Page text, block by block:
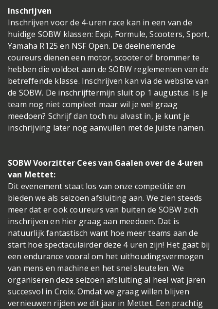
Inschrijven
Inschrijven voor de 4-uren race kan in een van de
huidige SOBW klassen: Expi, Formule, Scooters, Sport,
Yamaha R125 en NSF Open. De deelnemende
coureurs dienen een motor, scooter of brommer te
hebben die voldoet aan de SOBW reglementen van de
betreffende klasse. Inschrijven kan via de website van
de SOBW. De inschrijftermijn sluit op 1 augustus. Is je
team nog niet compleet maar wil je wel graag
meedoen? Schrijf dan toch nu alvast in, je kunt je
inschrijving later nog aanvullen met de juiste namen.
SOBW Voorzitter Cees van Gaalen over de 4-uren
van Mettet:
Dit evenement staat los van onze competitie en
bieden we als seizoen afsluiting aan. We zien steeds
meer dat er ook coureurs van buiten de SOBW zich
inschrijven en hier graag aan meedoen. Dat is
natuurlijk fantastisch want hoe meer teams aan de
start hoe spectaculairder deze 4 uren zijn! Het gaat bij
een endurance vooral om het uithoudingsvermogen
van mens en machine en het snel sleutelen. We
organiseren deze seizoen afsluiting al heel wat jaren
succesvol in Croix. Omdat we graag willen blijven
vernieuwen rijden we dit jaar in Mettet. Een prachtig